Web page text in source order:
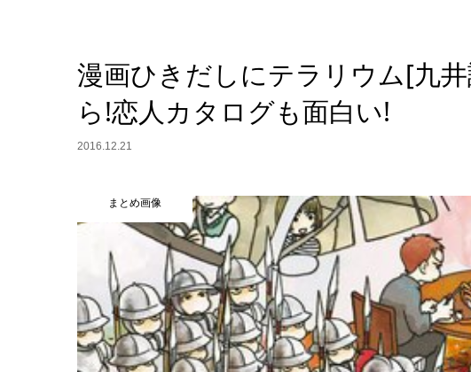
漫画ひきだしにテラリウム[九
ら!恋人カタログも面白い!
2016.12.21
まとめ画像